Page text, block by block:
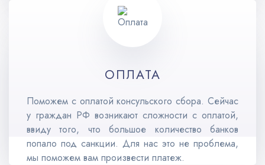
ОПЛАТА
Поможем с оплатой консульского сбора. Сейчас
у граждан РФ возникают сложности с оплатой,
ввиду того, что большое количество банков
попало под санкции. Для нас это не проблема,
мы поможем вам произвести платеж.